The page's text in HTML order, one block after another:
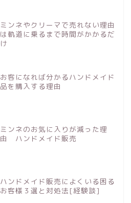
ミンネやクリーマで売れない理由
は軌道に乗るまで時間がかかるだ
け
お客になれば分かるハンドメイド
品を購入する理由
ミンネのお気に入りが減った理
由 ハンドメイド販売
ハンドメイド販売によくいる困る
お客様３選と対処法[経験談]